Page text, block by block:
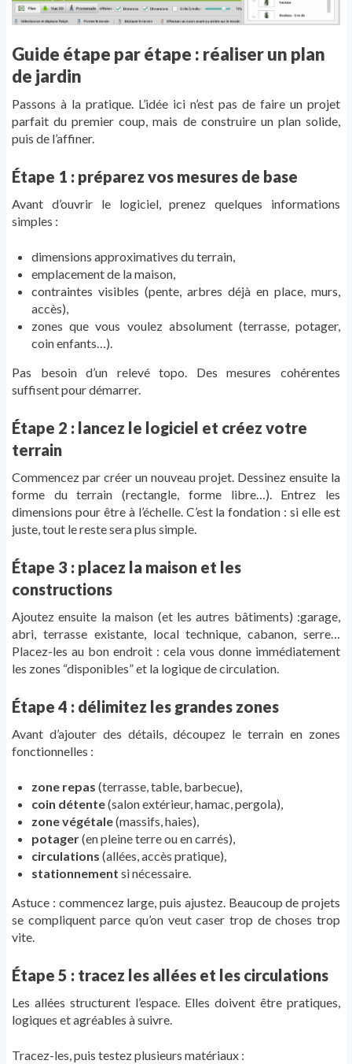
Guide étape par étape : réaliser un plan
de jardin
Passons à la pratique. L’idée ici n’est pas de faire un projet
parfait du premier coup, mais de construire un plan solide,
puis de l’affiner.
Étape 1 : préparez vos mesures de base
Avant d’ouvrir le logiciel, prenez quelques informations
simples :
dimensions approximatives du terrain,
emplacement de la maison,
contraintes visibles (pente, arbres déjà en place, murs,
accès),
zones que vous voulez absolument (terrasse, potager,
coin enfants…).
Pas besoin d’un relevé topo. Des mesures cohérentes
suffisent pour démarrer.
Étape 2 : lancez le logiciel et créez votre
terrain
Commencez par créer un nouveau projet. Dessinez ensuite la
forme du terrain (rectangle, forme libre…). Entrez les
dimensions pour être à l’échelle. C’est la fondation : si elle est
juste, tout le reste sera plus simple.
Étape 3 : placez la maison et les
constructions
Ajoutez ensuite la maison (et les autres bâtiments) :garage,
abri, terrasse existante, local technique, cabanon, serre…
Placez-les au bon endroit : cela vous donne immédiatement
les zones “disponibles” et la logique de circulation.
Étape 4 : délimitez les grandes zones
Avant d’ajouter des détails, découpez le terrain en zones
fonctionnelles :
zone repas (terrasse, table, barbecue),
coin détente(salon extérieur, hamac, pergola),
zone végétale(massifs, haies),
potager(en pleine terre ou en carrés),
circulations (allées, accès pratique),
stationnement si nécessaire.
Astuce : commencez large, puis ajustez. Beaucoup de projets
se compliquent parce qu’on veut caser trop de choses trop
vite.
Étape 5 : tracez les allées et les circulations
Les allées structurent l’espace. Elles doivent être pratiques,
logiques et agréables à suivre.
Tracez-les, puis testez plusieurs matériaux :